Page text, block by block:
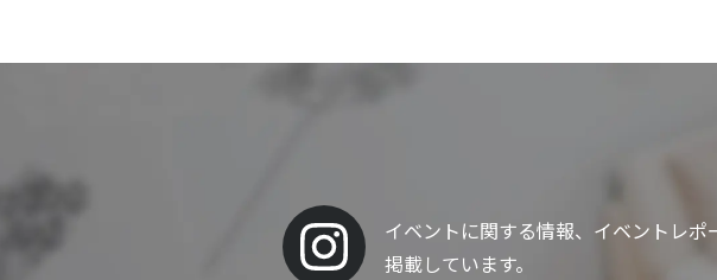
イベントに関する情報、イベントレポ
掲載しています。